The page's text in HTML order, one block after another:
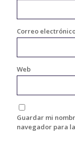
Correo
Web
Guardar mi
navegador para